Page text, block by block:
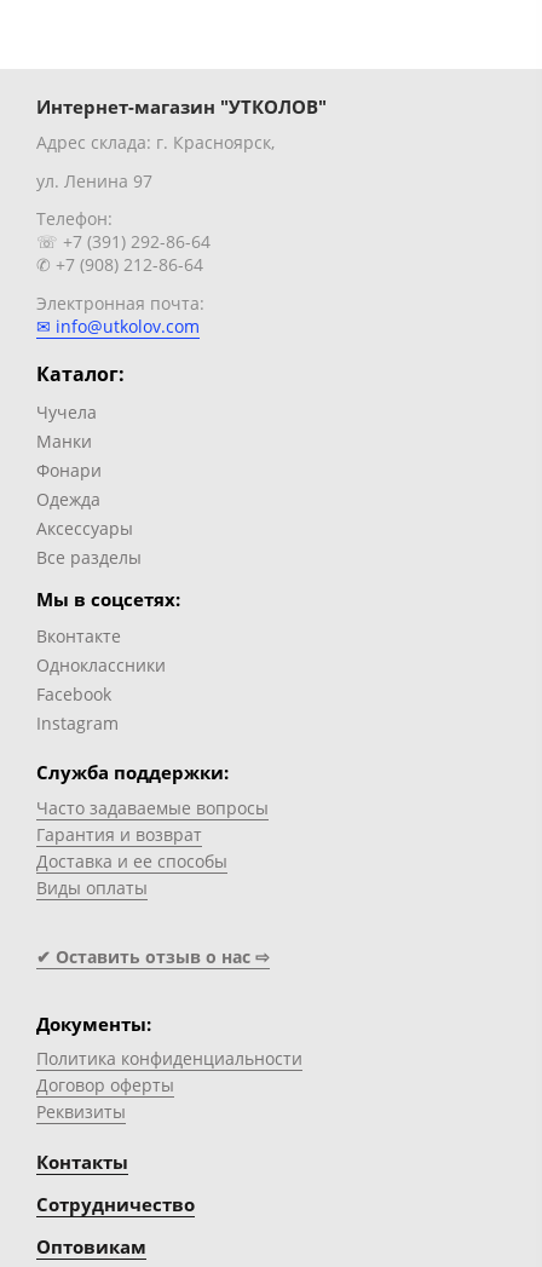
Интернет-магазин "УТКОЛОВ"
Адрес склада: г. Красноярск,
ул. Ленина 97
Телефон:
☏ +7 (391) 292-86-64
✆ +7 (908) 212-86-64
Электронная почта:
✉ info@utkolov.com
Каталог:
Чучела
Манки
Фонари
Одежда
Аксессуары
Все разделы
Мы в соцсетях:
Вконтакте
Одноклассники
Facebook
Instagram
Служба поддержки:
Часто задаваемые вопросы
Гарантия и возврат
Доставка и ее способы
Виды оплаты
✔ Оставить отзыв о нас ⇨
Документы:
Политика конфиденциальности
Договор оферты
Реквизиты
Контакты
Сотрудничество
Оптовикам